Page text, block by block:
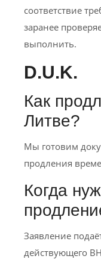
соответствие
заранее
выполнить.
D.U.K.
Как
Литве?
Мы готовим
продления
Когда
Заявление
действующего